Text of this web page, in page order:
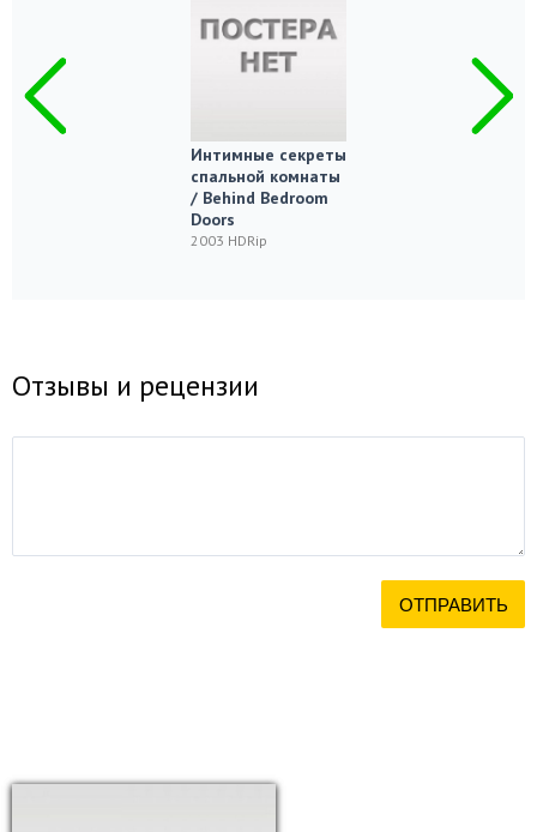
Интимные секреты
спальной комнаты
/ Behind Bedroom
Doors
2003 HDRip
Отзывы и рецензии